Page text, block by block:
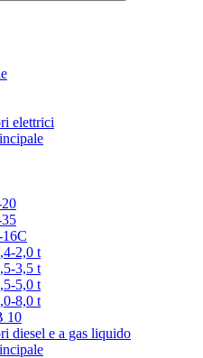
elettrici
2,0 t
3,5 t
5,0 t
8,0 t
10
diesel e a gas liquido